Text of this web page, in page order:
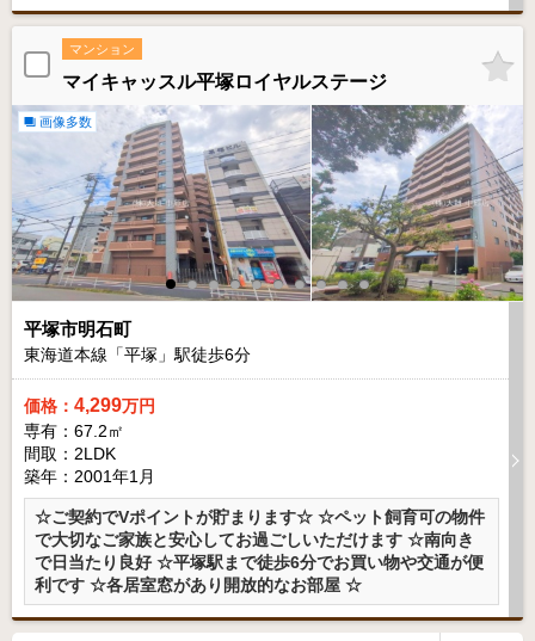
マンション
マイキャッスル平塚ロイヤルステージ
画像多数
平塚市明石町
東海道本線「平塚」駅徒歩6分
価格： 4,299万円
専有：67.2㎡
間取：2LDK
築年：2001年1月
☆ご契約でVポイントが貯まります☆ ☆ペット飼育可の物件
で大切なご家族と安心してお過ごしいただけます ☆南向き
で日当たり良好 ☆平塚駅まで徒歩6分でお買い物や交通が便
利です ☆各居室窓があり開放的なお部屋 ☆